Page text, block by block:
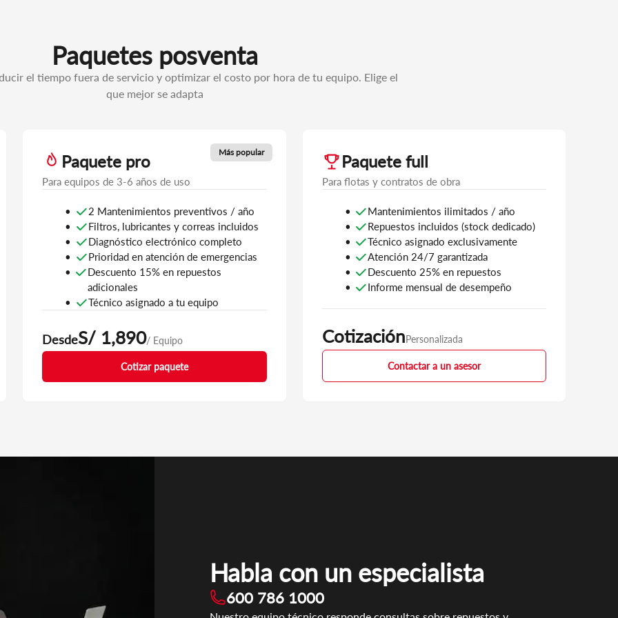
Paquetes posventa
el tiempo fuera de servicio y optimizar el costo por hora de tu equipo. Elige el
que mejor se adapta
Más popular
Paquete pro
Para equipos de 3-6 años de uso
2 Mantenimientos preventivos / año
Filtros, lubricantes y correas incluidos
Diagnóstico electrónico completo
Prioridad en atención de emergencias
Descuento 15% en repuestos
adicionales
Técnico asignado a tu equipo
DesdeS/ 1,890/ Equipo
Cotizar paquete
Paquete full
Para flotas y contratos de obra
Mantenimientos ilimitados / año
Repuestos incluidos (stock dedicado)
Técnico asignado exclusivamente
Atención 24/7 garantizada
Descuento 25% en repuestos
Informe mensual de desempeño
CotizaciónPersonalizada
Contactar a un asesor
Habla con un especialista
600 786 1000